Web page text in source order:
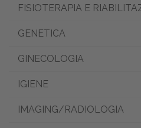
FISIOTERAPIA E
GENETICA
GINECOLOGIA
IGIENE
IMAGING/RADIOLOGIA